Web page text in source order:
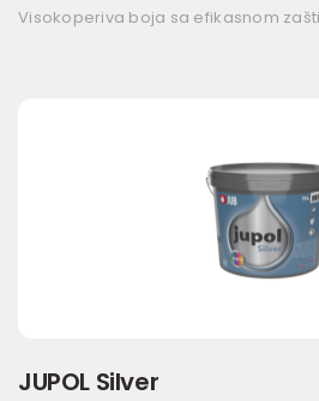
Visokoperiva boja sa efikasnom
JUPOL Silver